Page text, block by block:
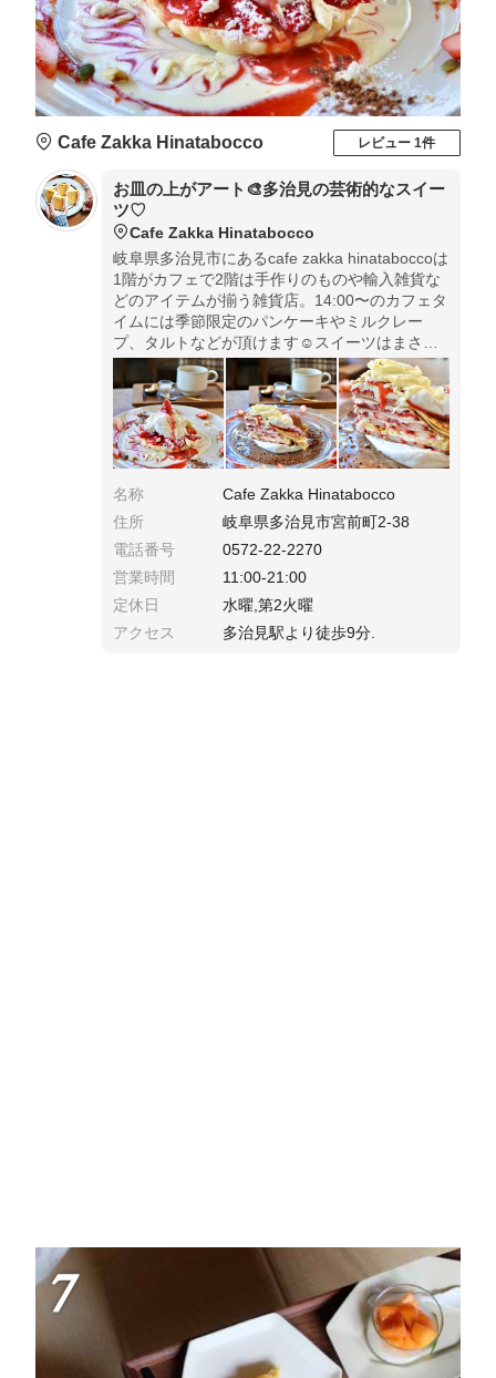
Cafe Zakka Hinatabocco レビュー 1件
お皿の上がアート🎨多治見の芸術的なスイー
ツ♡
Cafe Zakka Hinatabocco
岐阜県多治見市にあるcafe zakka hinataboccoは
1階がカフェで2階は手作りのものや輸入雑貨な
どのアイテムが揃う雑貨店。14:00〜のカフェタ
イムには季節限定のパンケーキやミルクレー
プ、タルトなどが頂けます☺︎スイーツはまさに
芸術作品✨どの方向から見ても美しいです☺️
名称
Cafe Zakka Hinatabocco
住所
岐阜県多治見市宮前町2-38
電話番号
0572-22-2270
営業時間
11:00-21:00
定休日
水曜,第2火曜
アクセス
多治見駅より徒歩9分.
7